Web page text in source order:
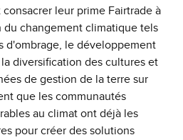
leur prime Fairtrade à
changement climatique tels
d'ombrage, le développement
diversification des cultures et
de gestion de la terre sur
que les communautés
au climat ont déjà les
pour créer des solutions